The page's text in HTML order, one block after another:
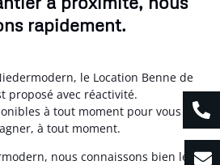
rapidement.
le Location Benne de
proposé avec réactivité.
à tout moment pour vous
à tout moment.
nous connaissons bien les